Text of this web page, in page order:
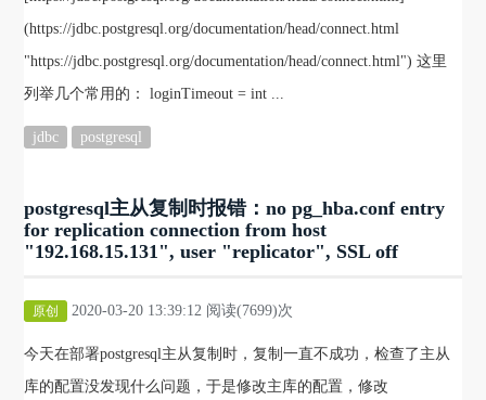
(https://jdbc.postgresql.org/documentation/head/connect.html
"https://jdbc.postgresql.org/documentation/head/connect.html") 这里
列举几个常用的： loginTimeout = int ...
jdbc postgresql
postgresql主从复制时报错：no pg_hba.conf entry
for replication connection from host
"192.168.15.131", user "replicator", SSL off
原创 2020-03-20 13:39:12 阅读(7699)次
今天在部署postgresql主从复制时，复制一直不成功，检查了主从
库的配置没发现什么问题，于是修改主库的配置，修改